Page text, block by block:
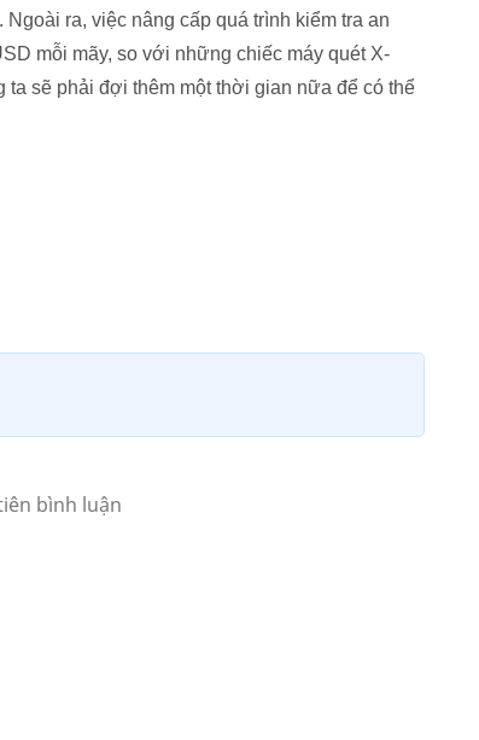
ra, việc nâng cấp quá trình kiểm tra an
mỗi mãy, so với những chiếc máy quét X-
ta sẽ phải đợi thêm một thời gian nữa để có thể